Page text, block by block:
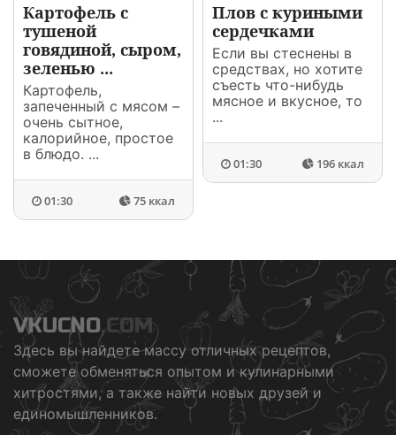
Картофель с
тушеной
говядиной, сыром,
зеленью ...
Картофель,
запеченный с мясом –
очень сытное,
калорийное, простое
в блюдо. ...
01:30 75 ккал
Плов с куриными
сердечками
Если вы стеснены в
средствах, но хотите
съесть что-нибудь
мясное и вкусное, то
...
01:30 196 ккал
VKUCNO.COM
Здесь вы найдете массу отличных рецептов,
сможете обменяться опытом и кулинарными
хитростями, а также найти новых друзей и
единомышленников.